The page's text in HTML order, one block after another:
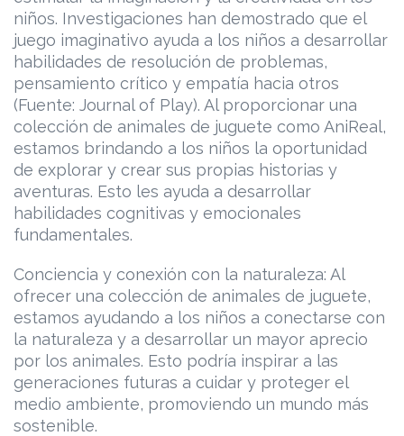
niños. Investigaciones han demostrado que el
juego imaginativo ayuda a los niños a desarrollar
habilidades de resolución de problemas,
pensamiento crítico y empatía hacia otros
(Fuente: Journal of Play). Al proporcionar una
colección de animales de juguete como AniReal,
estamos brindando a los niños la oportunidad
de explorar y crear sus propias historias y
aventuras. Esto les ayuda a desarrollar
habilidades cognitivas y emocionales
fundamentales.
Conciencia y conexión con la naturaleza: Al
ofrecer una colección de animales de juguete,
estamos ayudando a los niños a conectarse con
la naturaleza y a desarrollar un mayor aprecio
por los animales. Esto podría inspirar a las
generaciones futuras a cuidar y proteger el
medio ambiente, promoviendo un mundo más
sostenible.